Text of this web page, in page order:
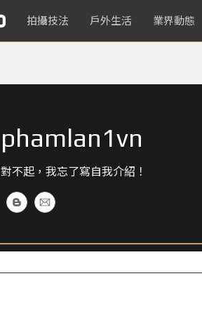
拍攝技法 戶外生活 業界動態
phamlan1vn
對不起，我忘了寫自我介紹！